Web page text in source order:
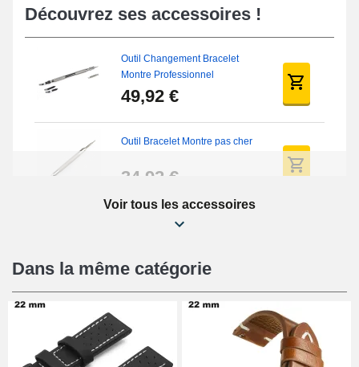
Découvrez ses accessoires !
Outil Changement Bracelet
Montre Professionnel
49,92 €
Outil Bracelet Montre pas cher
34,92 €
Kit Réparation Montre Débutant
16,90 €
Pied à Coulisse Numérique
9,90 €
Voir tous les accessoires
Dans la même catégorie